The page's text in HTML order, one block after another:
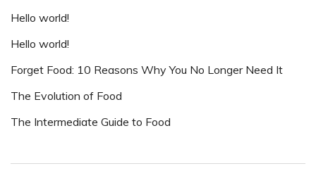
Hello world!
Hello world!
Forget Food: 10 Reasons Why You No Longer Need It
The Evolution of Food
The Intermediate Guide to Food